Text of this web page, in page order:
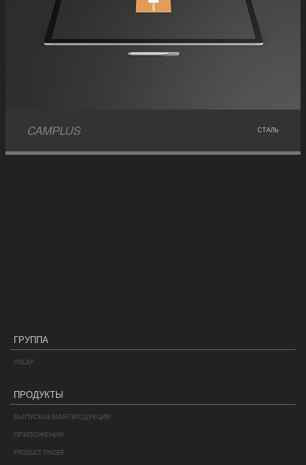
CAMPLUS СТАЛЬ
ГРУППА
VOILÀP
ПРОДУКТЫ
ВЫПУСКАЕМАЯ ПРОДУКЦИЯ
ПРИЛОЖЕНИЯ
PRODUCT FINDER